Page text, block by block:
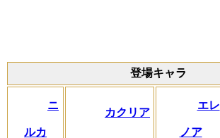
登場キャラ
ニ
ルカ
カクリア
エレ
ノア